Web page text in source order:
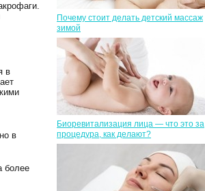
в
в
более
Почему стоит делать детский массаж
зимой
Биоревитализация лица — что это за
процедура, как делают?